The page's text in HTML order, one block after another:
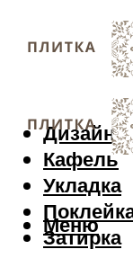
Дизайн
Кафель
Укладка
Затирка
Меню